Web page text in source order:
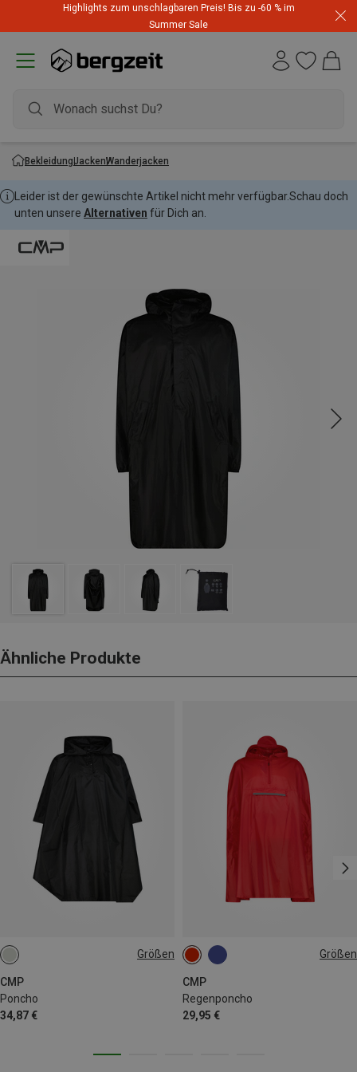
Highlights zum unschlagbaren Preis! Bis zu -60 % im
Summer Sale
BekleidungJackenWanderjacken
Leider ist der gewünschte Artikel nicht mehr verfügbar.Schau doch
unten unsere Alternativen für Dich an.
Ähnliche Produkte
Größen
CMP
Poncho
34,87 €
L|XL Größen
CMP
Regenponcho
29,95 €
XS M